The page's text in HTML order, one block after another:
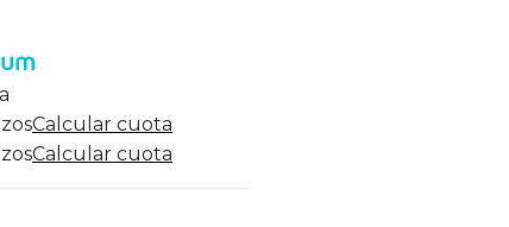
Calcular cuota
Calcular cuota